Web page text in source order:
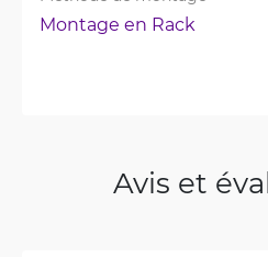
Montage en Rack
Avis et